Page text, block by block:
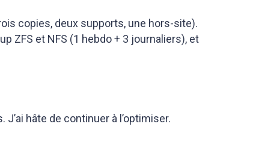
copies, deux supports, une hors-site).
ZFS et NFS (1 hebdo + 3 journaliers), et
hâte de continuer à l’optimiser.